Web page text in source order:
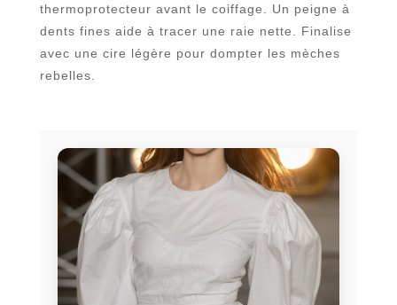
thermoprotecteur avant le coiffage. Un peigne à
dents fines aide à tracer une raie nette. Finalise
avec une cire légère pour dompter les mèches
rebelles.